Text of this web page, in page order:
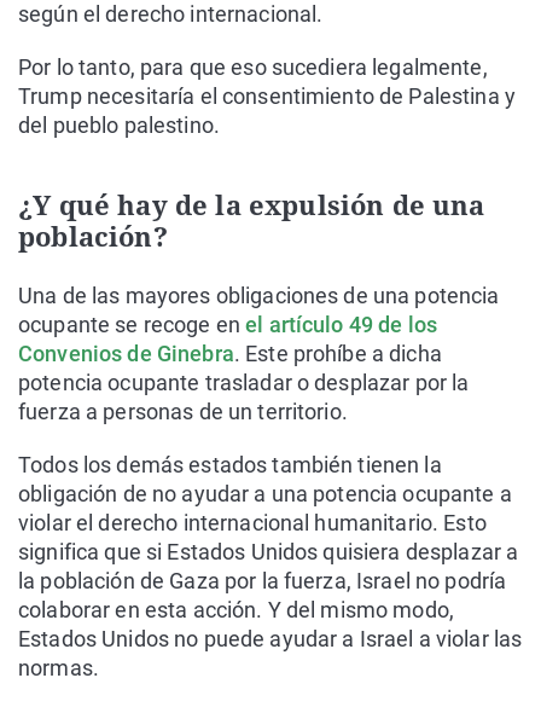
según el derecho internacional.
Por lo tanto, para que eso sucediera legalmente,
Trump necesitaría el consentimiento de Palestina y
del pueblo palestino.
¿Y qué hay de la expulsión de una
población?
Una de las mayores obligaciones de una potencia
ocupante se recoge enel artículo 49 de los
Convenios de Ginebra. Este prohíbe a dicha
potencia ocupante trasladar o desplazar por la
fuerza a personas de un territorio.
Todos los demás estados también tienen la
obligación de no ayudar a una potencia ocupante a
violar el derecho internacional humanitario. Esto
significa que si Estados Unidos quisiera desplazar a
la población de Gaza por la fuerza, Israel no podría
colaborar en esta acción. Y del mismo modo,
Estados Unidos no puede ayudar a Israel a violar las
normas.